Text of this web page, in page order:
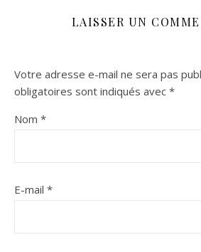
LAISSER UN
Votre adresse e-mail ne sera pas
obligatoires sont indiqués avec *
Nom *
E-mail *